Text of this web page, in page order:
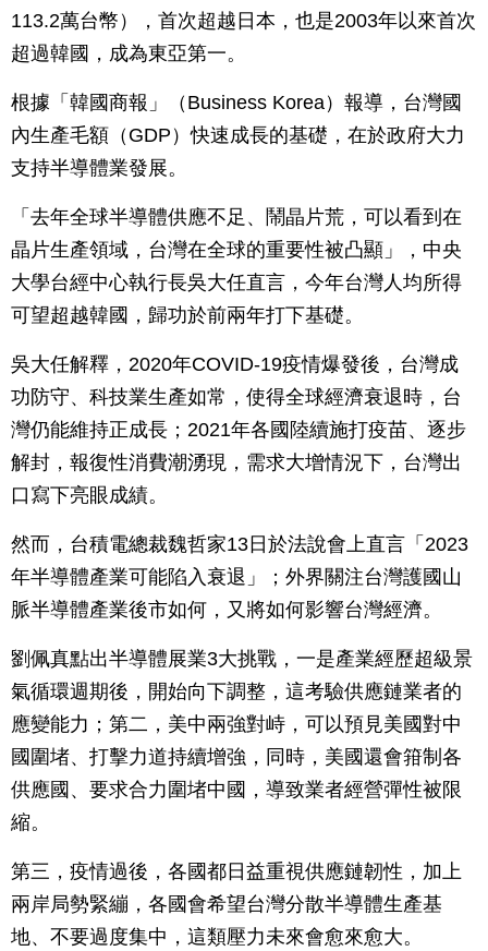
113.2萬台幣），首次超越日本，也是2003年以來首次
超過韓國，成為東亞第一。
根據「韓國商報」（Business Korea）報導，台灣國
內生產毛額（GDP）快速成長的基礎，在於政府大力
支持半導體業發展。
「去年全球半導體供應不足、鬧晶片荒，可以看到在
晶片生產領域，台灣在全球的重要性被凸顯」，中央
大學台經中心執行長吳大任直言，今年台灣人均所得
可望超越韓國，歸功於前兩年打下基礎。
吳大任解釋，2020年COVID-19疫情爆發後，台灣成
功防守、科技業生產如常，使得全球經濟衰退時，台
灣仍能維持正成長；2021年各國陸續施打疫苗、逐步
解封，報復性消費潮湧現，需求大增情況下，台灣出
口寫下亮眼成績。
然而，台積電總裁魏哲家13日於法說會上直言「2023
年半導體產業可能陷入衰退」；外界關注台灣護國山
脈半導體產業後市如何，又將如何影響台灣經濟。
劉佩真點出半導體展業3大挑戰，一是產業經歷超級景
氣循環週期後，開始向下調整，這考驗供應鏈業者的
應變能力；第二，美中兩強對峙，可以預見美國對中
國圍堵、打擊力道持續增強，同時，美國還會箝制各
供應國、要求合力圍堵中國，導致業者經營彈性被限
縮。
第三，疫情過後，各國都日益重視供應鏈韌性，加上
兩岸局勢緊繃，各國會希望台灣分散半導體生產基
地、不要過度集中，這類壓力未來會愈來愈大。